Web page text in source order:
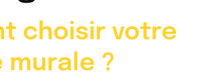
choisir votre
?